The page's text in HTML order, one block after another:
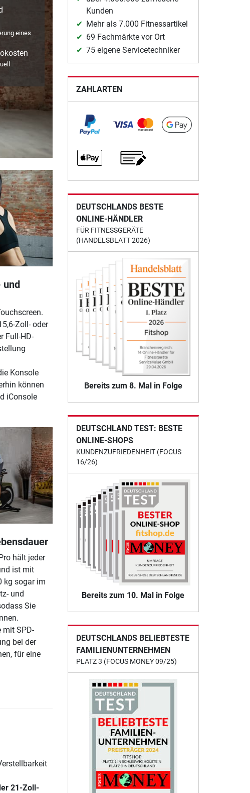
eines
und
Zoll- oder
Full-HD-
Konsole
können
iConsole
hält jeder
ist mit
kg sogar im
und
Sie
mit SPD-
bei der
für eine
21-Zoll-
Kunden
Mehr als 7.000 Fitnessartikel
69 Fachmärkte vor Ort
75 eigene Servicetechniker
ZAHLARTEN
DEUTSCHLANDS BESTE
ONLINE-HÄNDLER
FÜR FITNESSGERÄTE
(HANDELSBLATT 2026)
Bereits zum 8. Mal in Folge
DEUTSCHLAND TEST: BESTE
ONLINE-SHOPS
KUNDENZUFRIEDENHEIT (FOCUS
16/26)
Bereits zum 10. Mal in Folge
DEUTSCHLANDS BELIEBTESTE
FAMILIENUNTERNEHMEN
PLATZ 3 (FOCUS MONEY 09/25)